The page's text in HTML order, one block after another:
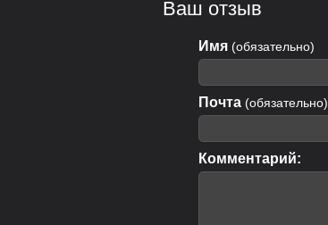
Ваш отзыв
Имя (обязательно)
Почта (обязательно)
Комментарий: